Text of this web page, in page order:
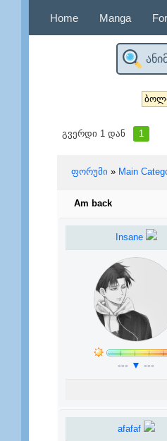
Home Manga
გვერდი 1დან 1
ფორუმი » Main
Am back
Insane
--- ▼ ---
afafaf